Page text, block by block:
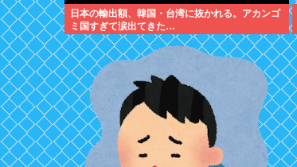
日本の輸出額、韓国・台湾に抜かれる。アカンゴ
ミ国すぎて涙出てきた…